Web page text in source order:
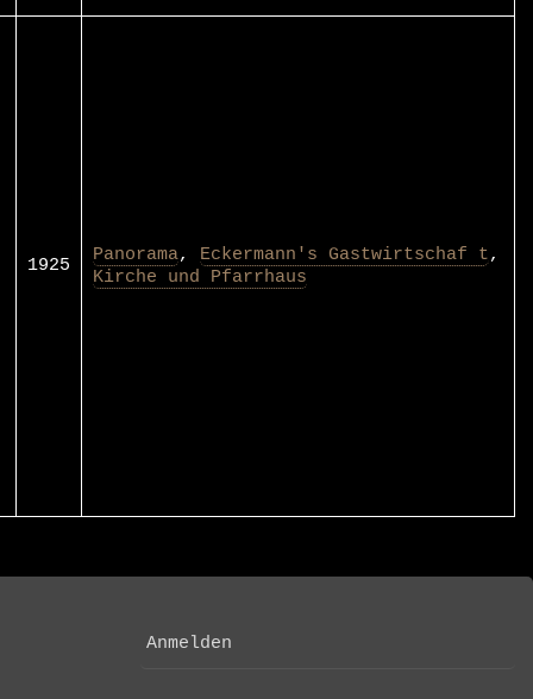
1925 Panorama, Eckermann's Gastwirtschaf t,
Kirche und Pfarrhaus
USER
Anmelden